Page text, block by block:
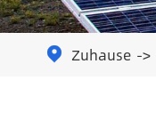
 Zuhause